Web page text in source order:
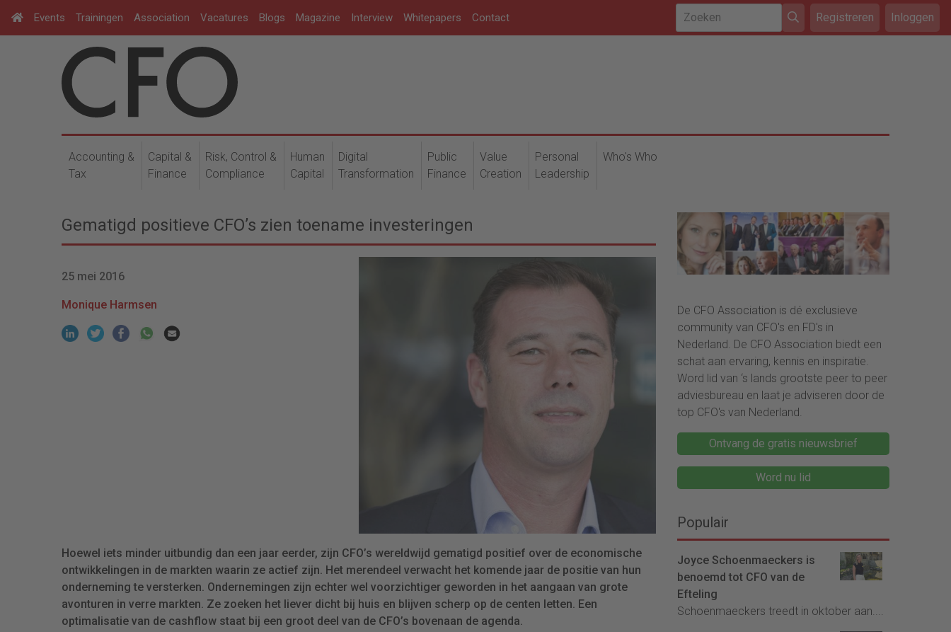
Events Trainingen Association Vacatures Blogs Magazine Interview Whitepapers Contact Registreren Inloggen
Accounting &
Tax
Capital &
Finance
Risk, Control &
Compliance
Human
Capital
Digital
Transformation
Public
Finance
Value
Creation
Personal
Leadership
Who's Who
Gematigd positieve CFO’s zien toename investeringen
25 mei 2016
Monique Harmsen
Hoewel iets minder uitbundig dan een jaar eerder, zijn CFO’s wereldwijd gematigd positief over de economische
ontwikkelingen in de markten waarin ze actief zijn. Het merendeel verwacht het komende jaar de positie van hun
onderneming te versterken. Ondernemingen zijn echter wel voorzichtiger geworden in het aangaan van grote
avonturen in verre markten. Ze zoeken het liever dicht bij huis en blijven scherp op de centen letten. Een
optimalisatie van de cashflow staat bij een groot deel van de CFO’s bovenaan de agenda.
De CFO Association is dé exclusieve
community van CFO's en FD's in
Nederland. De CFO Association biedt een
schat aan ervaring, kennis en inspiratie.
Word lid van ‘s lands grootste peer to peer
adviesbureau en laat je adviseren door de
top CFO's van Nederland.
Ontvang de gratis nieuwsbrief
Word nu lid
Populair
Joyce Schoenmaeckers is
benoemd tot CFO van de
Efteling
Schoenmaeckers treedt in oktober aan....